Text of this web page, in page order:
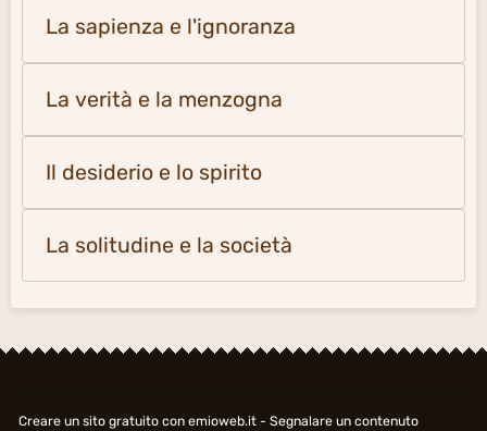
La sapienza e l'ignoranza
La verità e la menzogna
Il desiderio e lo spirito
La solitudine e la società
Creare un sito gratuito con emioweb.it - Segnalare un contenuto